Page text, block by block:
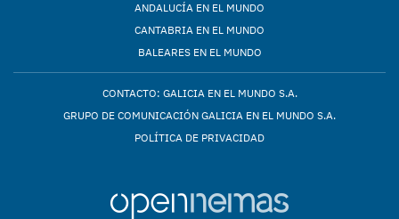
ANDALUCÍA EN EL MUNDO
CANTABRIA EN EL MUNDO
BALEARES EN EL MUNDO
CONTACTO: GALICIA EN EL MUNDO S.A.
GRUPO DE COMUNICACIÓN GALICIA EN EL MUNDO S.A.
POLÍTICA DE PRIVACIDAD